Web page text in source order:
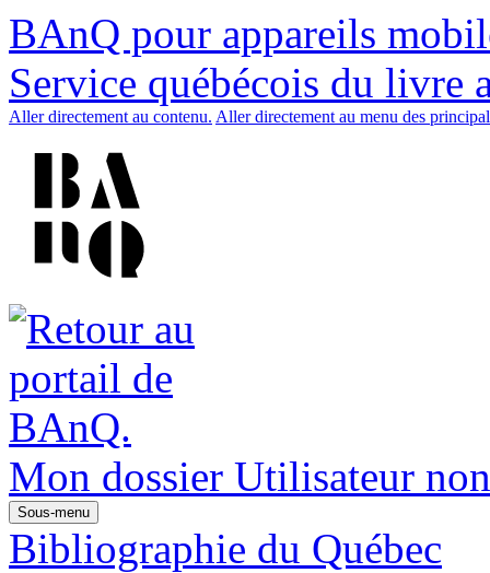
BAnQ pour appareils
Service québécois du livre
Aller directement au contenu. Aller directement au menu des
Mon dossier Utilisateur
Sous-menu
Bibliographie du Québec